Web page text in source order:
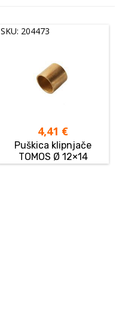
SKU: 204473
4,41 €
Puškica klipnjače
TOMOS Ø 12×14